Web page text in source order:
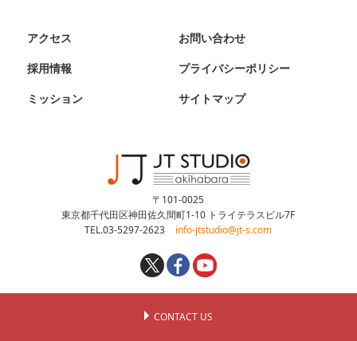
アクセス
採用情報
ミッション
お問い合わせ
プライバシーポリシー
サイトマップ
〒101-0025
東京都千代田区神田佐久間町1-10 トライテラスビル7F
TEL.03-5297-2623
info-jtstudio@jt-s.com
CONTACT US